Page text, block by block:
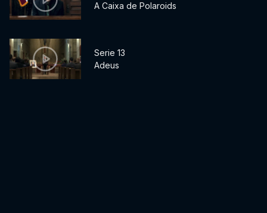
A Caixa de Polaroids
Serie 13
Adeus